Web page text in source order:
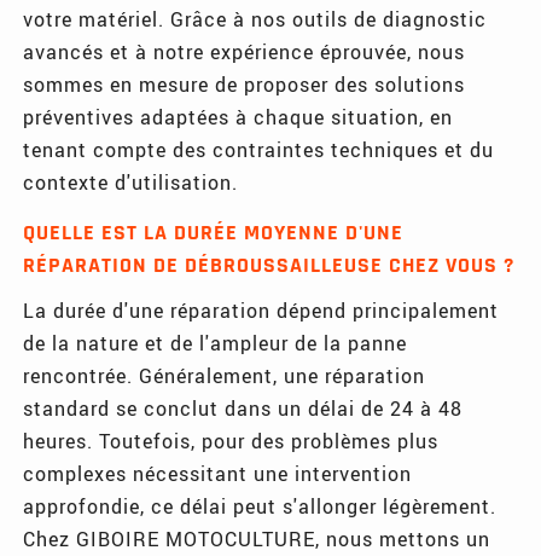
votre matériel. Grâce à nos outils de diagnostic
avancés et à notre expérience éprouvée, nous
sommes en mesure de proposer des solutions
préventives adaptées à chaque situation, en
tenant compte des contraintes techniques et du
contexte d'utilisation.
QUELLE EST LA DURÉE MOYENNE D'UNE
RÉPARATION DE DÉBROUSSAILLEUSE CHEZ VOUS ?
La durée d'une réparation dépend principalement
de la nature et de l'ampleur de la panne
rencontrée. Généralement, une réparation
standard se conclut dans un délai de 24 à 48
heures. Toutefois, pour des problèmes plus
complexes nécessitant une intervention
approfondie, ce délai peut s'allonger légèrement.
Chez GIBOIRE MOTOCULTURE, nous mettons un